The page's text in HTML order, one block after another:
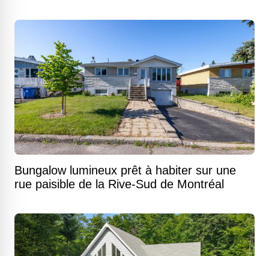
Bungalow lumineux prêt à habiter sur une
rue paisible de la Rive-Sud de Montréal